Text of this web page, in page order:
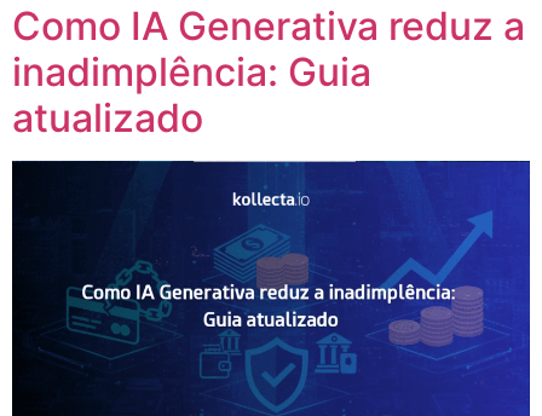
Como IA Generativa reduz a
inadimplência: Guia
atualizado